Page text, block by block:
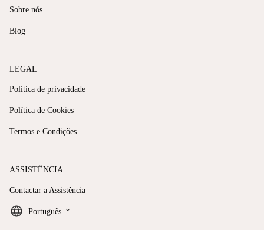
Sobre nós
Blog
LEGAL
Política de privacidade
Política de Cookies
Termos e Condições
ASSISTÊNCIA
Contactar a Assistência
Português keyboard_arrow_down